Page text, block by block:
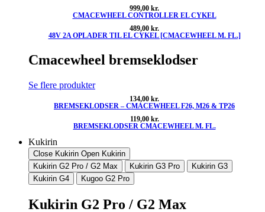
999,00 kr.
CMACEWHEEL CONTROLLER EL CYKEL
489,00 kr.
48V 2A OPLADER TIL EL CYKEL [CMACEWHEEL M. FL.]
Cmacewheel bremseklodser
Se flere produkter
134,00 kr.
BREMSEKLODSER – CMACEWHEEL F26, M26 & TP26
119,00 kr.
BREMSEKLODSER CMACEWHEEL M. FL.
Kukirin
Close Kukirin Open Kukirin
Kukirin G2 Pro / G2 Max
Kukirin G3 Pro
Kukirin G3
Kukirin G4
Kugoo G2 Pro
Kukirin G2 Pro / G2 Max